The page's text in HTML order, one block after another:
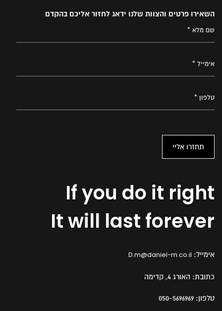
If you do it right
It will last forever
אימייל: D.m@daniel-m.co.il
כתובת: האורג 4, קדימה
טלפון: 050-5696969
השאירו פרטים והצוות שלנו ידאג לחזור אליכם בהקדם